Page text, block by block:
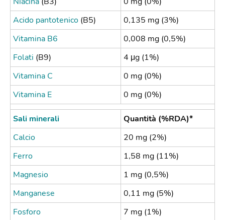
Acido pantotenico (B5)
0,135 mg (3%)
Vitamina B6
0,008 mg (0,5%)
Folati (B9)
4 μg (1%)
Vitamina C
0 mg (0%)
Vitamina E
0 mg (0%)
Sali minerali
Quantità (%RDA)*
Calcio
20 mg (2%)
Ferro
1,58 mg (11%)
Magnesio
1 mg (0,5%)
Manganese
0,11 mg (5%)
Fosforo
7 mg (1%)